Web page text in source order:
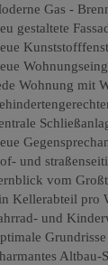
Gas -
gestaltete
Wohnung mit
und
vom
Kellerabteil pro
und
Altbau-